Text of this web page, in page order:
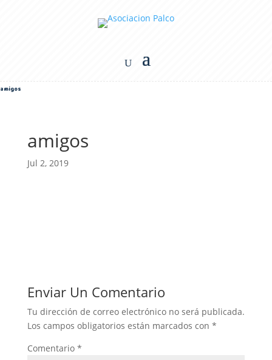
amigos
amigos
Jul 2, 2019
Enviar Un Comentario
Tu dirección de correo electrónico no será publicada.
Los campos obligatorios están marcados con *
Comentario *